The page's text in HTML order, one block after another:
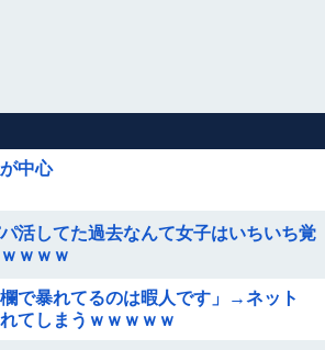
中心
活してた過去なんて女子はいちいち覚
ｗｗｗ
で暴れてるのは暇人です」→ネット
てしまうｗｗｗｗｗ